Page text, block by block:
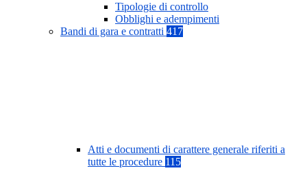
Tipologie di controllo
Obblighi e adempimenti
Bandi di gara e contratti 417
Atti e documenti di carattere generale riferiti a
tutte le procedure 115